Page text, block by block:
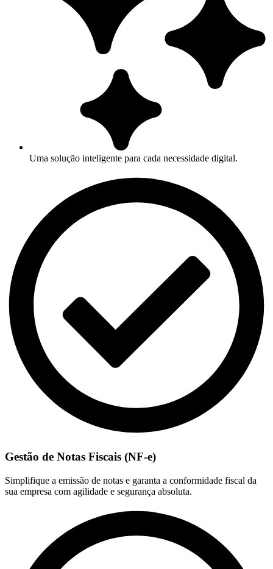
Uma solução inteligente para cada necessidade digital.
Gestão de Notas Fiscais (NF-e)
Simplifique a emissão de notas e garanta a conformidade fiscal da
sua empresa com agilidade e segurança absoluta.